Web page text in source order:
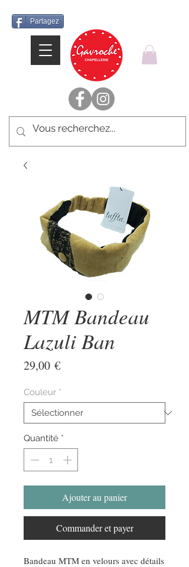
Partagez
MTM Bandeau
Lazuli Ban
29,00 €Prix
Couleur *
Quantité *
Ajouter au panier
Commander et payer
Bandeau MTM en velours avec détails